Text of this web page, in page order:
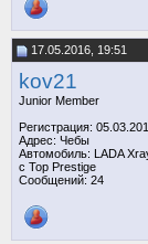
17.05.2016, 19:51
kov21
Junior Member
Регистрация:
Адрес: Чебы
Автомобиль: LADA
с Top Prestige
Сообщений: 24